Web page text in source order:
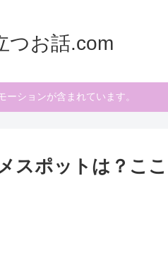
つお話.com
ーションが含まれています。
スポットは？ここ